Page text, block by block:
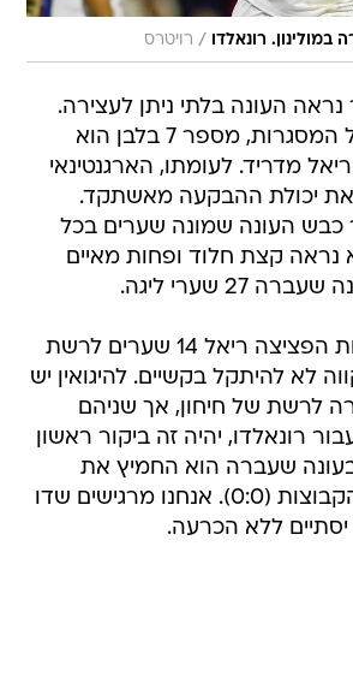
רונאלדו / רויטרס
נראה העונה בלתי ניתן לעצירה.
עם 13 שערים בכל המסגרות, מספר 7 בלבן הוא
מדריד. לעומתו, הארגנטינאי
יכולת ההבקעה מאשתקד.
כבש העונה שמונה שערים בכל
נראה קצת חלוד ופחות מאיים
27 שערי ליגה.
בשנתיים האחרונות הפציצה ריאל 14 שערים לרשת
לא להיתקל בקשיים. להיגואין יש
לרשת של חיחון, אך שניהם
רונאלדו, יהיה זה ביקור ראשון
שעברה הוא החמיץ את
משחק החוץ בין הקבוצות (0:0). אנחנו מרגישים שדו
ללא הכרעה.